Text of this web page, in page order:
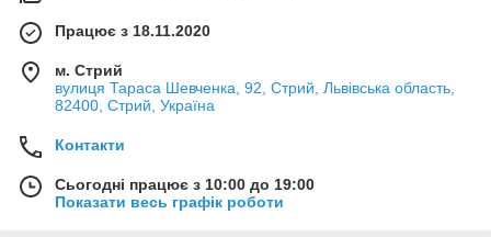
Працює з 18.11.2020
м. Стрий
вулиця Тараса Шевченка, 92, Стрий, Львівська область,
82400, Стрий, Україна
Контакти
Сьогодні працює з 10:00 до 19:00
Показати весь графік роботи